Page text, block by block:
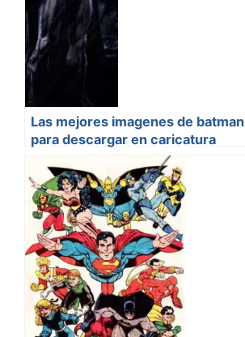
Las mejores imagenes de batman
para descargar en caricatura